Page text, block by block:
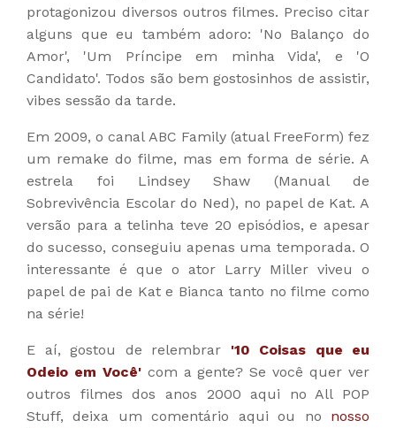
protagonizou diversos outros filmes. Preciso citar
alguns que eu também adoro: 'No Balanço do
Amor', 'Um Príncipe em minha Vida', e 'O
Candidato'. Todos são bem gostosinhos de assistir,
vibes sessão da tarde.
Em 2009, o canal ABC Family (atual FreeForm) fez
um remake do filme, mas em forma de série. A
estrela foi Lindsey Shaw (Manual de
Sobrevivência Escolar do Ned), no papel de Kat. A
versão para a telinha teve 20 episódios, e apesar
do sucesso, conseguiu apenas uma temporada. O
interessante é que o ator Larry Miller viveu o
papel de pai de Kat e Bianca tanto no filme como
na série!
E aí, gostou de relembrar '10 Coisas que eu
Odeio em Você'com a gente? Se você quer ver
outros filmes dos anos 2000 aqui no All POP
Stuff, deixa um comentário aqui ou no nosso